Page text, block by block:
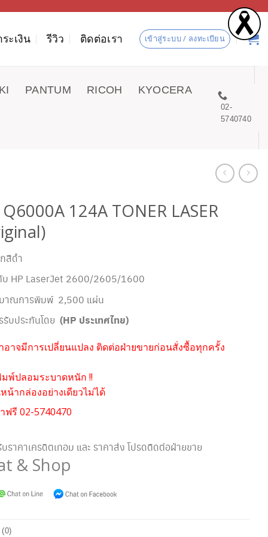
ะเงิน รีวิว ติดต่อเรา เข้าสู่ระบบ / ลงทะเบียน
PANTUM RICOH KYOCERA
02-
5740740
124A TONER LASER
สีดำ
บ HP LaserJet 2600/2605/1600
าณการพิมพ์ 2,500 แผ่น
รับประกันโดย (HP ประเทศไทย)
อาจมีการเปลี่ยนแปลง ติดต่อฝ่ายขายก่อนสั่งซื้อทุกครั้ง
พ์ปลอมระบาดหนัก !!
น้ากล่องอย่างเดียวไม่ได้
ฟรี 02-5740470
ราคาเครดิตเทอม และ ราคาส่ง โปรดติดต่อฝ่ายขาย
& Shop